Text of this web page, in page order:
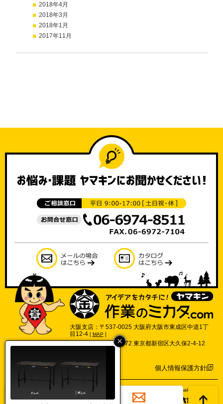
2018年4月
2018年3月
2018年1月
2017年11月
大阪支店：〒537-0025 大阪府大阪市東成区中道1丁
目12-4 [ MAP]
東京支店：〒169-0072 東京都新宿区大久保2-4-12
個人情報保護方針
©2017 Yamakin Co.,Ltd.